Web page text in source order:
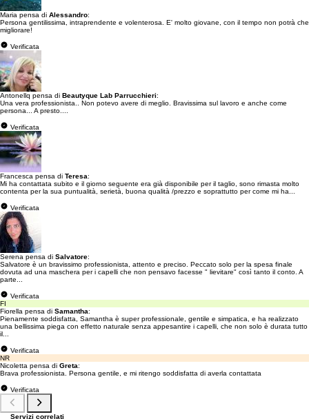
Maria pensa di Alessandro:
Persona gentilissima, intraprendente e volenterosa. E' molto giovane, con il tempo non potrà che
migliorare!
Verificata
Antonellq pensa di Beautyque Lab Parrucchieri:
Una vera professionista.. Non potevo avere di meglio. Bravissima sul lavoro e anche come
persona... A presto....
Verificata
Francesca pensa di Teresa:
Mi ha contattata subito e il giorno seguente era già disponibile per il taglio, sono rimasta molto
contenta per la sua puntualità, serietà, buona qualità /prezzo e soprattutto per come mi ha...
Verificata
Serena pensa di Salvatore:
Salvatore è un bravissimo professionista, attento e preciso. Peccato solo per la spesa finale
dovuta ad una maschera per i capelli che non pensavo facesse " lievitare" così tanto il conto. A
parte...
Verificata
FI
Fiorella pensa di Samantha:
Pienamente soddisfatta, Samantha è super professionale, gentile e simpatica, e ha realizzato
una bellissima piega con effetto naturale senza appesantire i capelli, che non solo è durata tutto
il...
Verificata
NR
Nicoletta pensa di Greta:
Brava professionista. Persona gentile, e mi ritengo soddisfatta di averla contattata
Verificata
Servizi correlati